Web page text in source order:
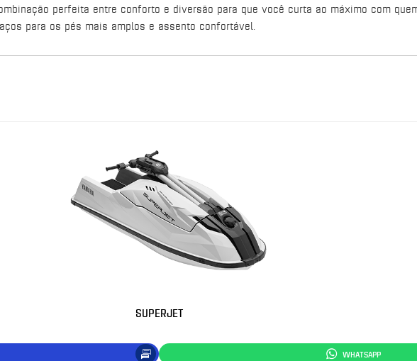
perfeita entre conforto e diversão para que você curta ao máximo com
para os pés mais amplos e assento confortável.
SUPERJET
WHATSAPP